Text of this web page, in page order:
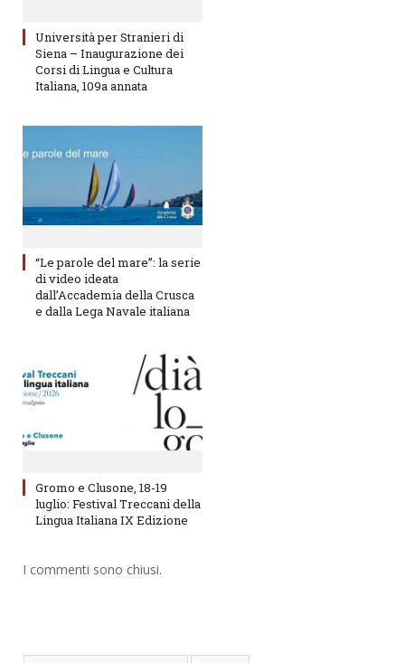
Università per Stranieri di
Siena – Inaugurazione dei
Corsi di Lingua e Cultura
Italiana, 109a annata
“Le parole del mare”: la serie
di video ideata
dall’Accademia della Crusca
e dalla Lega Navale italiana
Gromo e Clusone, 18-19
luglio: Festival Treccani della
Lingua Italiana IX Edizione
I commenti sono chiusi.